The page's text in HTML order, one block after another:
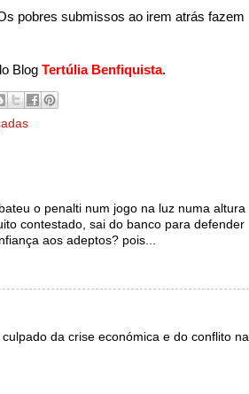
pobres submissos ao irem atrás fazem
Blog Tertúlia Benfiquista.
o penalti num jogo na luz numa altura
contestado, sai do banco para defender
aos adeptos? pois...
da crise económica e do conflito na